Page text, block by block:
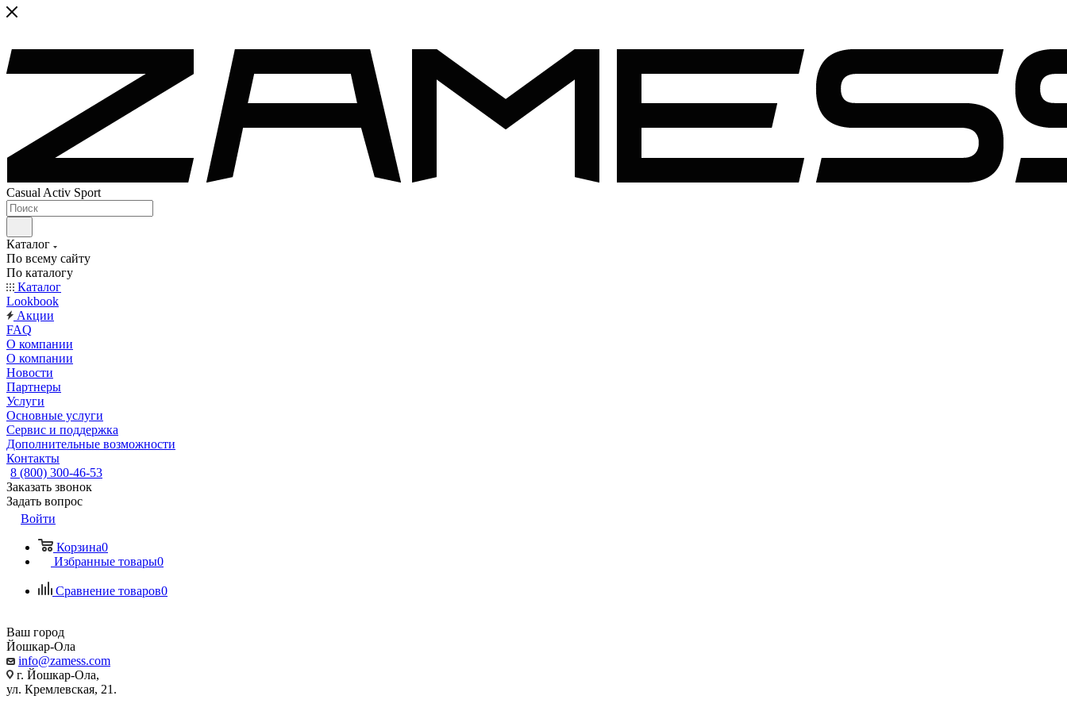
Casual Activ Sport
Каталог
По всему сайту
По каталогу
Каталог
Lookbook
Акции
FAQ
О компании
О компании
Новости
Партнеры
Услуги
Основные услуги
Сервис и поддержка
Дополнительные возможности
Контакты
8 (800) 300-46-53
Заказать звонок
Задать вопрос
Войти
Корзина0
Избранные товары0
Сравнение товаров0
Ваш город
Йошкар-Ола
info@zamess.com
г. Йошкар-Ола,
ул. Кремлевская, 21.